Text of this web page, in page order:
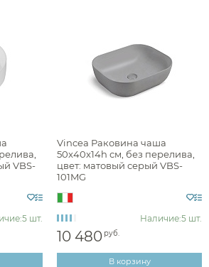
VBS-
5 шт.
Vincea Раковина чаша
50x40x14h см, без перелива,
цвет: матовый серый VBS-
101MG
Наличие:5 шт.
10 480 руб.
В корзину